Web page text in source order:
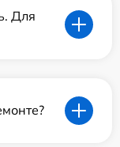
Для